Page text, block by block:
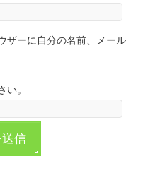
ザーに自分の名前、メール
い。